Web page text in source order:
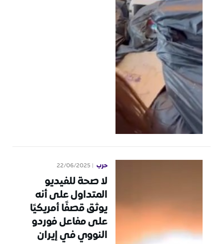
حرب 22/06/2025
لا صحة للفيديو
المتداول على أنه
يوثق قصفًا أمريكيًا
على مفاعل فوردو
النووي في إيران